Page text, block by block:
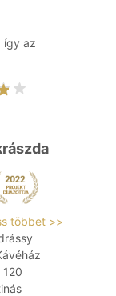
így az
többet >>